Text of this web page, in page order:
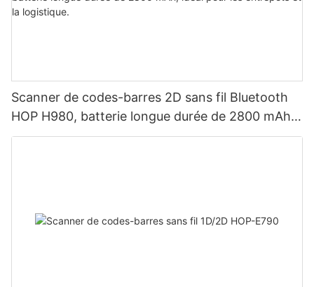
Scanner de codes-barres 2D sans fil Bluetooth
HOP H980, batterie longue durée de 2800 mAh,
idéal pour les entrepôts et la logistique.